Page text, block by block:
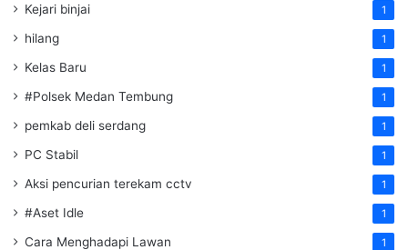
Kejari binjai 1
hilang 1
Kelas Baru 1
#Polsek Medan Tembung 1
pemkab deli serdang 1
PC Stabil 1
Aksi pencurian terekam cctv 1
#Aset Idle 1
Cara Menghadapi Lawan 1